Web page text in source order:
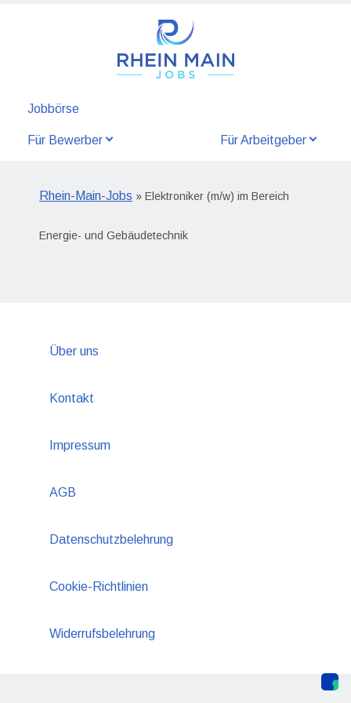
Jobbörse
Für Bewerber Für Arbeitgeber
Rhein-Main-Jobs » Elektroniker (m/w) im Bereich
Energie- und Gebäudetechnik
Über uns
Kontakt
Impressum
AGB
Datenschutzbelehrung
Cookie-Richtlinien
Widerrufsbelehrung